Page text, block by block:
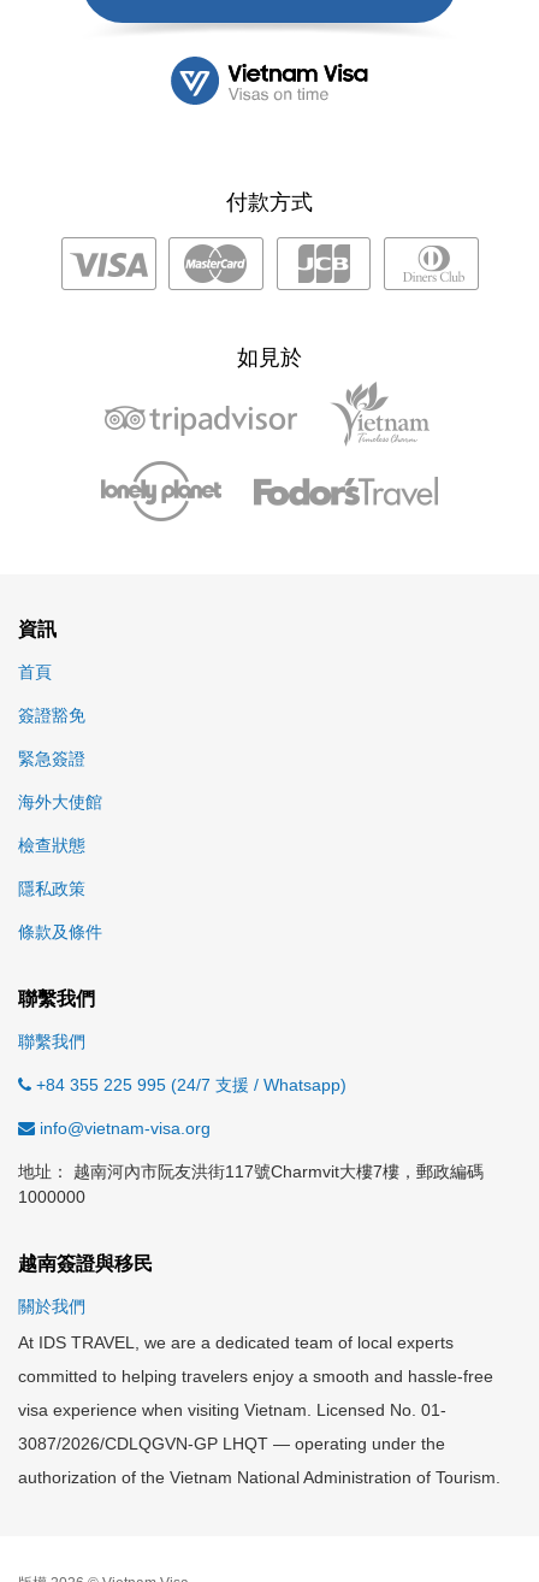
付款方式
如見於
資訊
首頁
簽證豁免
緊急簽證
海外大使館
檢查狀態
隱私政策
條款及條件
聯繫我們
聯繫我們
+84 355 225 995 (24/7 支援 / Whatsapp)
info@vietnam-visa.org
地址： 越南河內市阮友洪街117號Charmvit大樓7樓，郵政編碼
1000000
越南簽證與移民
關於我們
At IDS TRAVEL, we are a dedicated team of local experts
committed to helping travelers enjoy a smooth and hassle-free
visa experience when visiting Vietnam. Licensed No. 01-
3087/2026/CDLQGVN-GP LHQT — operating under the
authorization of the Vietnam National Administration of Tourism.